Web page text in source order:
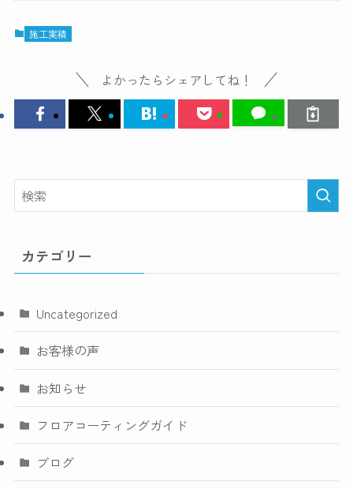
施工実績
よかったらシェアしてね！
カテゴリー
Uncategorized
お客様の声
お知らせ
フロアコーティングガイド
ブログ